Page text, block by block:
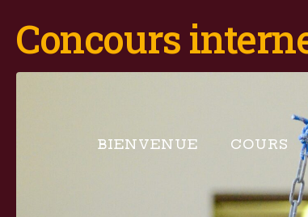
BIENVENUE COURS
Concours